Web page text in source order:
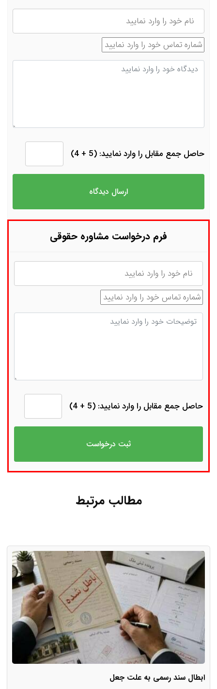
نام
شماره تماس
دیدگاه
حاصل جمع مقابل را وارد نمایید: (5 + 4)
فرم درخواست مشاوره حقوقی
نام
شماره تماس
توضیحات
حاصل جمع مقابل را وارد نمایید: (5 + 4)
مطالب مرتبط
ابطال سند رسمی به علت جعل